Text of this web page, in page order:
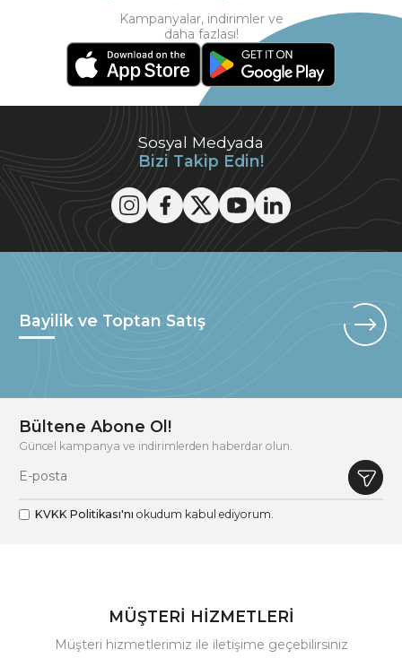
Sosyal Medyada
Bizi Takip Edin!
Kampanyalar, indirimler ve
daha fazlası!
Bayilik ve Toptan Satış
Bültene Abone Ol!
Güncel kampanya ve indirimlerden haberdar olun.
KVKK Politikası'nı okudum kabul ediyorum.
MÜŞTERİ HİZMETLERİ
Müşteri hizmetlerimiz ile iletişime geçebilirsiniz